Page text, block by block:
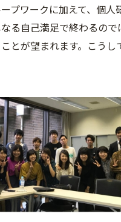
プワークに加えて、個人
る自己満足で終わるの
とが望まれます。こう